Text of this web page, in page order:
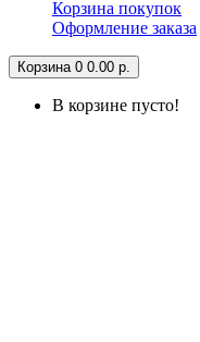
Корзина покупок
Оформление заказа
Корзина 0 0.00 р.
В корзине пусто!